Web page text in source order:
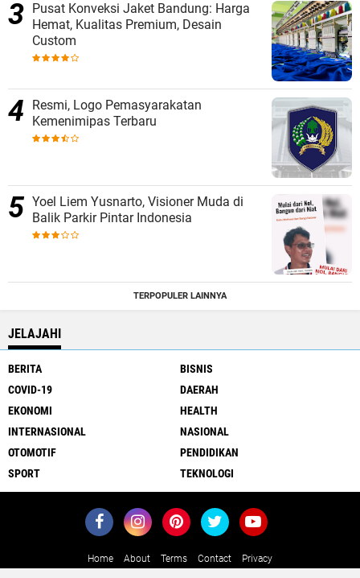
Pusat Konveksi Jaket Bandung: Harga
Hemat, Kualitas Premium, Desain
Custom
Resmi, Logo Pemasyarakatan
Kemenimipas Terbaru
Yoel Liem Yusnarto, Visioner Muda di
Balik Parkir Pintar Indonesia
TERPOPULER LAINNYA
JELAJAHI
BERITA
BISNIS
COVID-19
DAERAH
EKONOMI
HEALTH
INTERNASIONAL
NASIONAL
OTOMOTIF
PENDIDIKAN
SPORT
TEKNOLOGI
Home About Terms Contact
Privacy